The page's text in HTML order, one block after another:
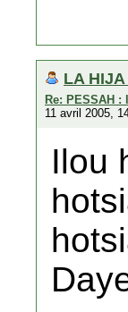
LA
Re: PESSAH
11 avril 2005,
Ilou